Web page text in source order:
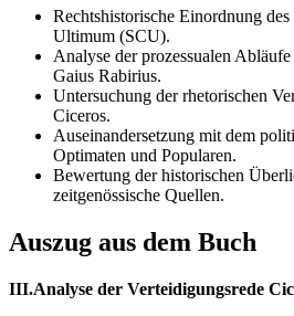
Rechtshistorische Einordnung
Ultimum (SCU).
Analyse der prozessualen
Gaius Rabirius.
Untersuchung der rhetorischen
Ciceros.
Auseinandersetzung mit dem
Optimaten und Popularen.
Bewertung der historischen
zeitgenössische Quellen.
Auszug aus dem Buch
III.Analyse der Verteidigungsrede